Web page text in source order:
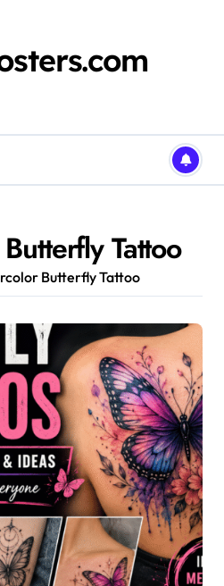
Tattoo
Butterfly Tattoo